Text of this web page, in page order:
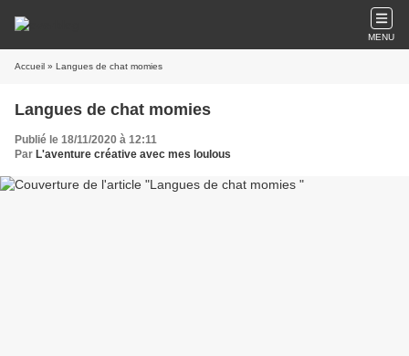
MENU
Accueil » Langues de chat momies
Langues de chat momies
Publié le 18/11/2020 à 12:11
Par L'aventure créative avec mes loulous